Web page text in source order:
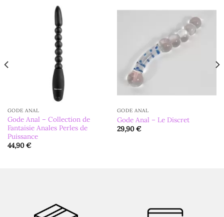
GODE ANAL
Gode Anal – Collection de
Fantaisie Anales Perles de
Puissance
44,90€
GODE ANAL
Gode Anal – Le Discret
29,90€